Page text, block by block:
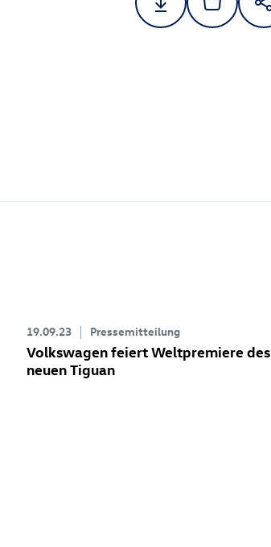
19.09.23 Pressemitteilung
Volkswagen feiert Weltpremiere des
neuen Tiguan